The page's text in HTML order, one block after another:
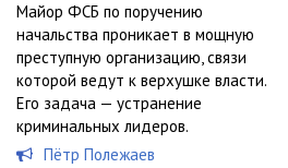
Майор ФСБ по поручению
начальства проникает в мощную
преступную организацию, связи
которой ведут к верхушке власти.
Его задача — устранение
криминальных лидеров.
Пётр Полежаев